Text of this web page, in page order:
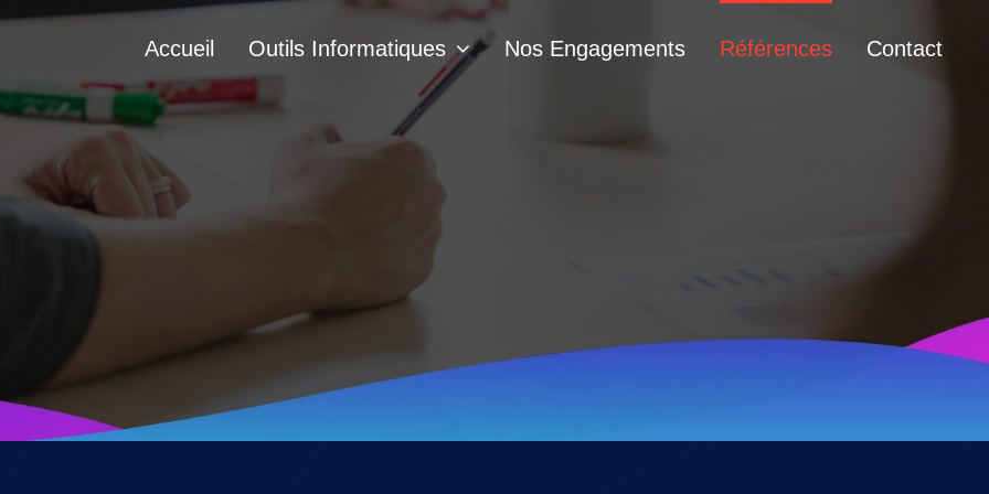
Accueil Outils Informatiques Nos Engagements Références Contact